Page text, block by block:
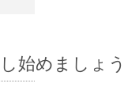
始めましょう